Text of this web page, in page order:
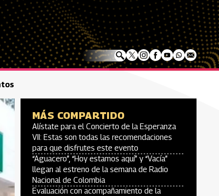
MÁS COMPARTIDO
Alístate para el Concierto de la Esperanza
VII: Estas son todas las recomendaciones
para que disfrutes este evento
“Aguacero”, “Hoy estamos aquí” y “Vacía”
llegan al estreno de la semana de Radio
Nacional de Colombia
Evaluación con acompañamiento de la